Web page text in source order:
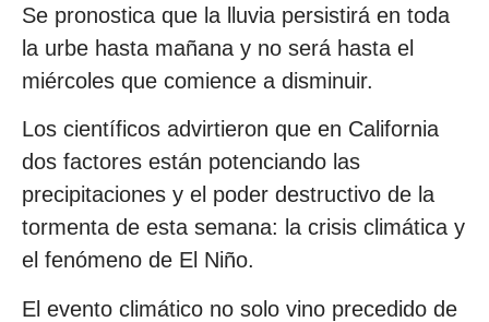
Se pronostica que la lluvia persistirá en toda
la urbe hasta mañana y no será hasta el
miércoles que comience a disminuir.
Los científicos advirtieron que en California
dos factores están potenciando las
precipitaciones y el poder destructivo de la
tormenta de esta semana: la crisis climática y
el fenómeno de El Niño.
El evento climático no solo vino precedido de